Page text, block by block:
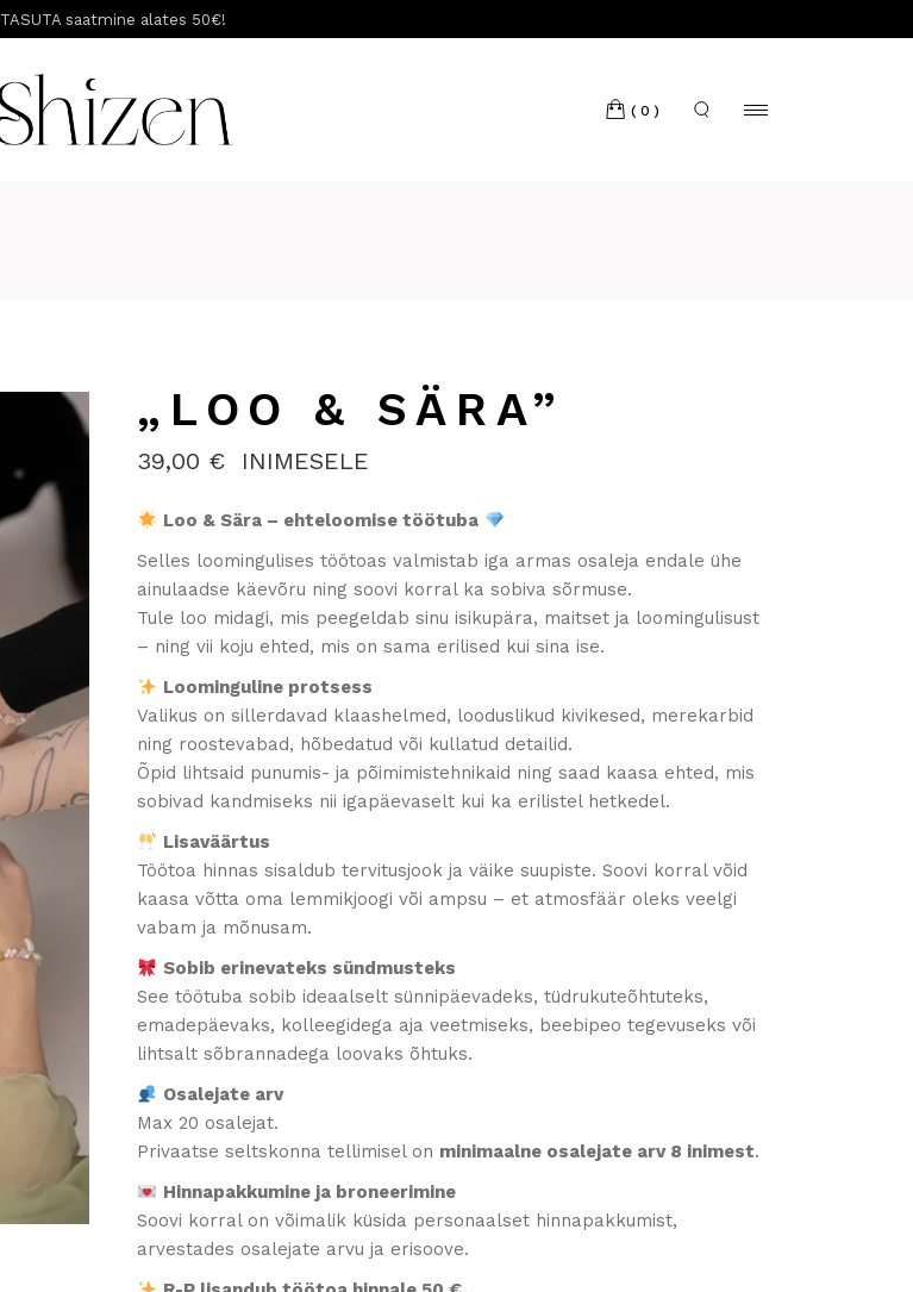
TASUTA saatmine alates 50€!
(0)
„LOO & SÄRA”
39,00 € INIMESELE
Loo & Sära – ehteloomise töötuba
Selles loomingulises töötoas valmistab iga armas osaleja endale ühe
ainulaadse käevõru ning soovi korral ka sobiva sõrmuse.
Tule loo midagi, mis peegeldab sinu isikupära, maitset ja loomingulisust
– ning vii koju ehted, mis on sama erilised kui sina ise.
Loominguline protsess
Valikus on sillerdavad klaashelmed, looduslikud kivikesed, merekarbid
ning roostevabad, hõbedatud või kullatud detailid.
Õpid lihtsaid punumis- ja põimimistehnikaid ning saad kaasa ehted, mis
sobivad kandmiseks nii igapäevaselt kui ka erilistel hetkedel.
Lisaväärtus
Töötoa hinnas sisaldub tervitusjook ja väike suupiste. Soovi korral võid
kaasa võtta oma lemmikjoogi või ampsu – et atmosfäär oleks veelgi
vabam ja mõnusam.
Sobib erinevateks sündmusteks
See töötuba sobib ideaalselt sünnipäevadeks, tüdrukuteõhtuteks,
emadepäevaks, kolleegidega aja veetmiseks, beebipeo tegevuseks või
lihtsalt sõbrannadega loovaks õhtuks.
Osalejate arv
Max 20 osalejat.
Privaatse seltskonna tellimisel on minimaalne osalejate arv 8 inimest.
Hinnapakkumine ja broneerimine
Soovi korral on võimalik küsida personaalset hinnapakkumist,
arvestades osalejate arvu ja erisoove.